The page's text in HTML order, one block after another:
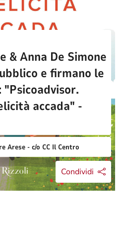
& Anna De Simone
e firmano le
accada" -
Arese - c/o CC Il Centro
Condividi